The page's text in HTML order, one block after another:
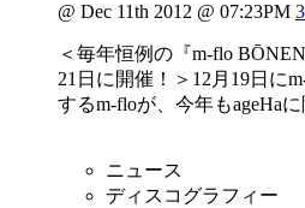
@ Dec 11th 2012 @ 07:23PM
＜毎年恒例の『m-flo
21日に開催！＞12月19日に
するm-floが、今年もageHaに
ニュース
ディスコグラフィー